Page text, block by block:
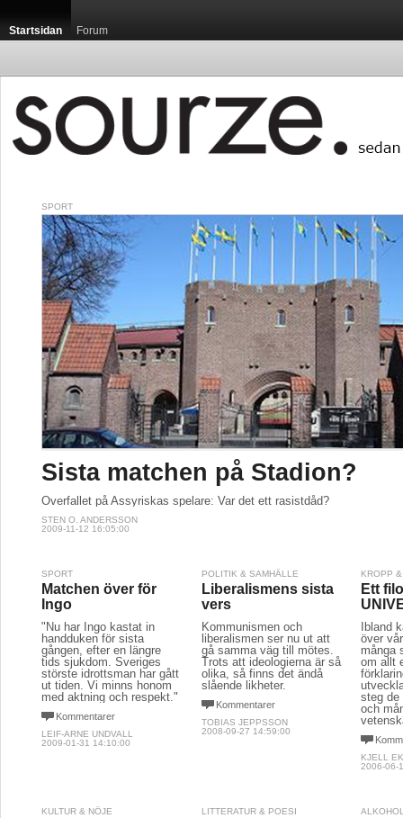
Startsidan Forum
SPORT
Sista matchen på Stadion?
Överfallet på Assyriskas spelare: Var det ett rasistdåd?
STEN O. ANDERSSON
2009-11-12 16:05:00
SPORT
Matchen över för
Ingo
"Nu har Ingo kastat in
handduken för sista
gången, efter en längre
tids sjukdom. Sveriges
störste idrottsman har gått
ut tiden. Vi minns honom
med aktning och respekt."
Kommentarer
LEIF-ARNE UNDVALL
2009-01-31 14:10:00
POLITIK & SAMHÄLLE
Liberalismens sista
vers
Kommunismen och
liberalismen ser nu ut att
gå samma väg till mötes.
Trots att ideologierna är så
olika, så finns det ändå
slående likheter.
Kommentarer
TOBIAS JEPPSSON
2008-09-27 14:59:00
KROPP
Ett
Ibland
över
många
om allt
steg de
och
KJELL
2006-06-
KULTUR & NÖJE LITTERATUR & POESI